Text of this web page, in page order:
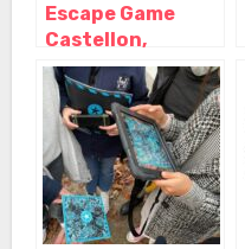
Escape Game
Castellon,
Castellón de la
Plana – Castellón